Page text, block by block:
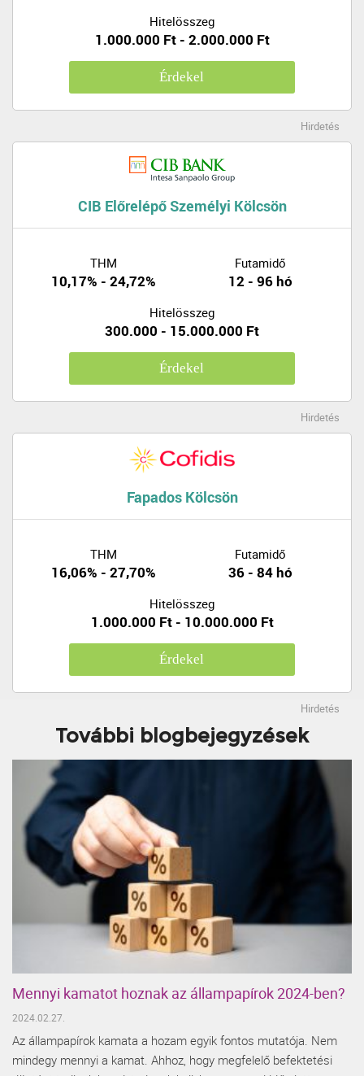
Hitelösszeg
1.000.000 Ft - 2.000.000 Ft
Érdekel
Hirdetés
CIB Előrelépő Személyi Kölcsön
THM
10,17% - 24,72%
Futamidő
12 - 96 hó
Hitelösszeg
300.000 - 15.000.000 Ft
Érdekel
Hirdetés
Fapados Kölcsön
THM
16,06% - 27,70%
Futamidő
36 - 84 hó
Hitelösszeg
1.000.000 Ft - 10.000.000 Ft
Érdekel
Hirdetés
További blogbejegyzések
Mennyi kamatot hoznak az állampapírok 2024-ben?
2024.02.27.
Az állampapírok kamata a hozam egyik fontos mutatója. Nem
mindegy mennyi a kamat. Ahhoz, hogy megfelelő befektetési